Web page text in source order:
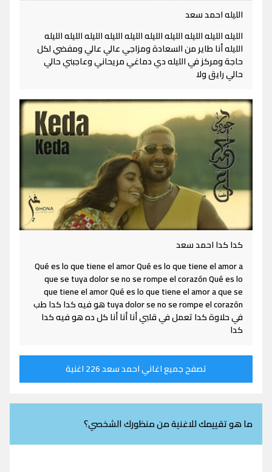
الليله احمد سعد
الليله الليله الليله الليله الليله الليله الليله الليله الليله الليله
الليله أنا طاير من السعادة ومزاجي عالي عالي ومفضي لكل
حاجة ومركز في الليله دي دماغي مريحاني وعاجبني حالي
حالي رايق ولا
كدا كدا احمد سعد
Qué es lo que tiene el amor Qué es lo que tiene el amor a
que se tuya dolor se no se rompe el corazón Qué es lo
que tiene el amor Qué es lo que tiene el amor a que se
tuya dolor se no se rompe el corazón هو فيه كدا كدا طب
في حلاوة كدا تعمل في قلبي أنا أنا أنا كل ده هو فيه كدا
كدا
تصفح جميع اغاني احمد سعد 226 اغنية
ما هو تقييمك للاغنية من منظورك الشخصي؟